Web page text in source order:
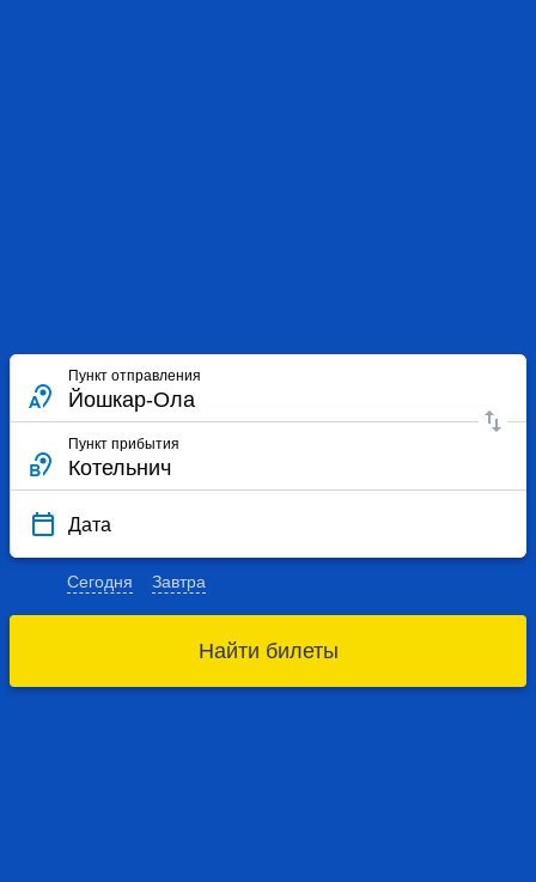
Пункт отправления
Пункт прибытия
Дата
Сегодня Завтра
Найти билеты